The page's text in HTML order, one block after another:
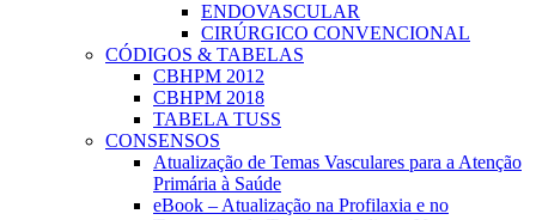
ENDOVASCULAR
CIRÚRGICO CONVENCIONAL
CÓDIGOS & TABELAS
CBHPM 2012
CBHPM 2018
TABELA TUSS
CONSENSOS
Atualização de Temas Vasculares para a Atenção
Primária à Saúde
eBook – Atualização na Profilaxia e no